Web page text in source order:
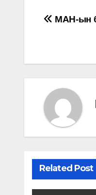
МАН-ын
Related Post